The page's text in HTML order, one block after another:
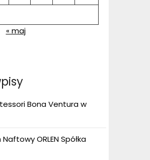
« maj
Bona Ventura w
ORLEN Spółka